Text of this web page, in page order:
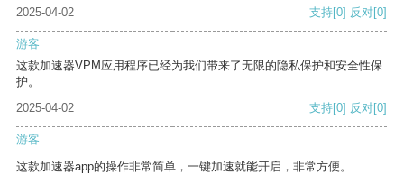
2025-04-02
支持[0] 反对[0]
游客
这款加速器VPM应用程序已经为我们带来了无限的隐私保护和安全性保
护。
2025-04-02
支持[0] 反对[0]
游客
这款加速器app的操作非常简单，一键加速就能开启，非常方便。